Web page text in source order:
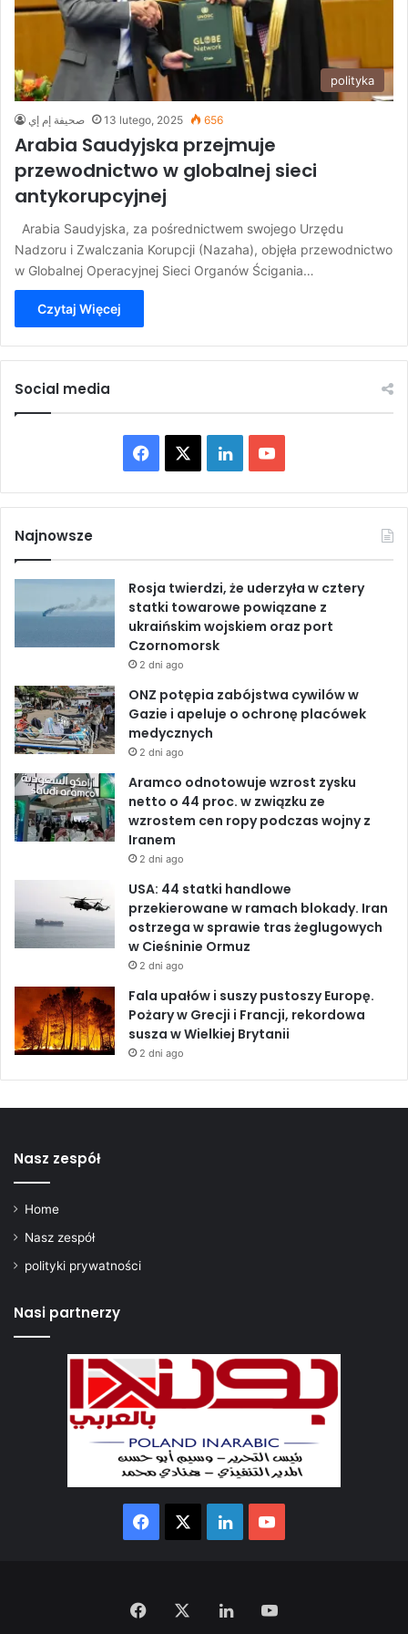
polityka
صحيفة إم إي 13 lutego, 2025 656
Arabia Saudyjska przejmuje
przewodnictwo w globalnej sieci
antykorupcyjnej
Arabia Saudyjska, za pośrednictwem swojego Urzędu
Nadzoru i Zwalczania Korupcji (Nazaha), objęła przewodnictwo
w Globalnej Operacyjnej Sieci Organów Ścigania…
Czytaj Więcej
Social media
a
e
b
o
o
k
L
i
k
e
d
n
o
T
u
b
Najnowsze
Rosja twierdzi, że uderzyła w cztery
statki towarowe powiązane z
ukraińskim wojskiem oraz port
Czornomorsk
2 dni ago
ONZ potępia zabójstwa cywilów w
Gazie i apeluje o ochronę placówek
medycznych
2 dni ago
Aramco odnotowuje wzrost zysku
netto o 44 proc. w związku ze
wzrostem cen ropy podczas wojny z
Iranem
2 dni ago
USA: 44 statki handlowe
przekierowane w ramach blokady. Iran
ostrzega w sprawie tras żeglugowych
w Cieśninie Ormuz
2 dni ago
Fala upałów i suszy pustoszy Europę.
Pożary w Grecji i Francji, rekordowa
susza w Wielkiej Brytanii
2 dni ago
Nasz zespół
Home
Nasz zespół
polityki prywatności
Nasi partnerzy
Facebook LinkedIn
Facebook LinkedIn